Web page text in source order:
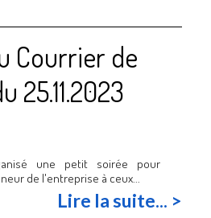
Courrier de
25.11.2023
une petit soirée pour
de l'entreprise à ceux...
Lire la suite... >